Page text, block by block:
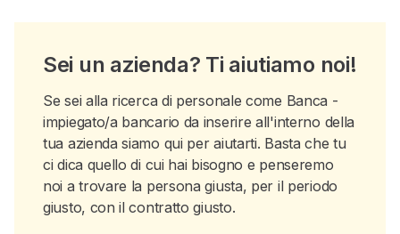
Sei un azienda? Ti aiutiamo noi!
Se sei alla ricerca di personale come Banca -
impiegato/a bancario da inserire all'interno della
tua azienda siamo qui per aiutarti. Basta che tu
ci dica quello di cui hai bisogno e penseremo
noi a trovare la persona giusta, per il periodo
giusto, con il contratto giusto.